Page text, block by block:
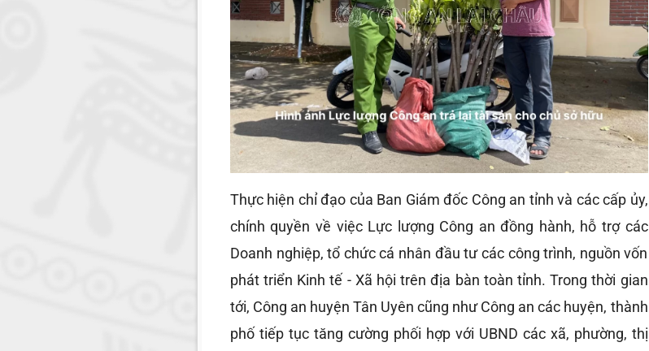
Thực hiện chỉ đạo của Ban Giám đốc Công an tỉnh và các cấp ủy,
chính quyền về việc Lực lượng Công an đồng hành, hỗ trợ các
Doanh nghiệp, tổ chức cá nhân đầu tư các công trình, nguồn vốn
phát triển Kinh tế - Xã hội trên địa bàn toàn tỉnh. Trong thời gian
tới, Công an huyện Tân Uyên cũng như Công an các huyện, thành
phố tiếp tục tăng cường phối hợp với UBND các xã, phường, thị